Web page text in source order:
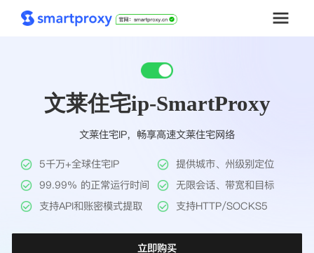
套餐购买
工具
帮助中心
文莱住宅ip-SmartProxy
文莱住宅IP，畅享高速文莱住宅网络
5千万+全球住宅IP
提供城市、州级别定位
99.99% 的正常运行时间
无限会话、带宽和目标
支持API和账密模式提取
支持HTTP/SOCKS5
立即购买